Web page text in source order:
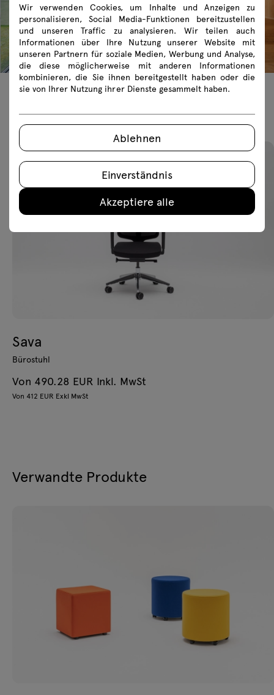
Empfohlene Produkte
Sava
Bürostuhl
Von 490.28 EUR Inkl. MwSt
Von 412 EUR Exkl MwSt
Verwandte Produkte
Wir verwenden Cookies, um Inhalte und Anzeigen zu
personalisieren, Social Media-Funktionen bereitzustellen
und unseren Traffic zu analysieren. Wir teilen auch
Informationen über Ihre Nutzung unserer Website mit
unseren Partnern für soziale Medien, Werbung und Analyse,
die diese möglicherweise mit anderen Informationen
kombinieren, die Sie ihnen bereitgestellt haben oder die
sie von Ihrer Nutzung ihrer Dienste gesammelt haben.
Ablehnen
Einverständnis
Akzeptiere alle